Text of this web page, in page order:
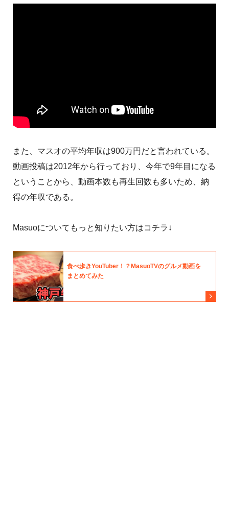
また、マスオの平均年収は900万円だと言われている。
動画投稿は2012年から行っており、今年で9年目になる
ということから、動画本数も再生回数も多いため、納
得の年収である。
Masuoについてもっと知りたい方はコチラ↓